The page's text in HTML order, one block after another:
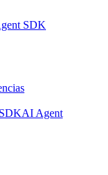
SDK
AI Agent